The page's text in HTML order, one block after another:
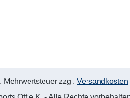
Mehrwertsteuer zzgl. Versandkosten